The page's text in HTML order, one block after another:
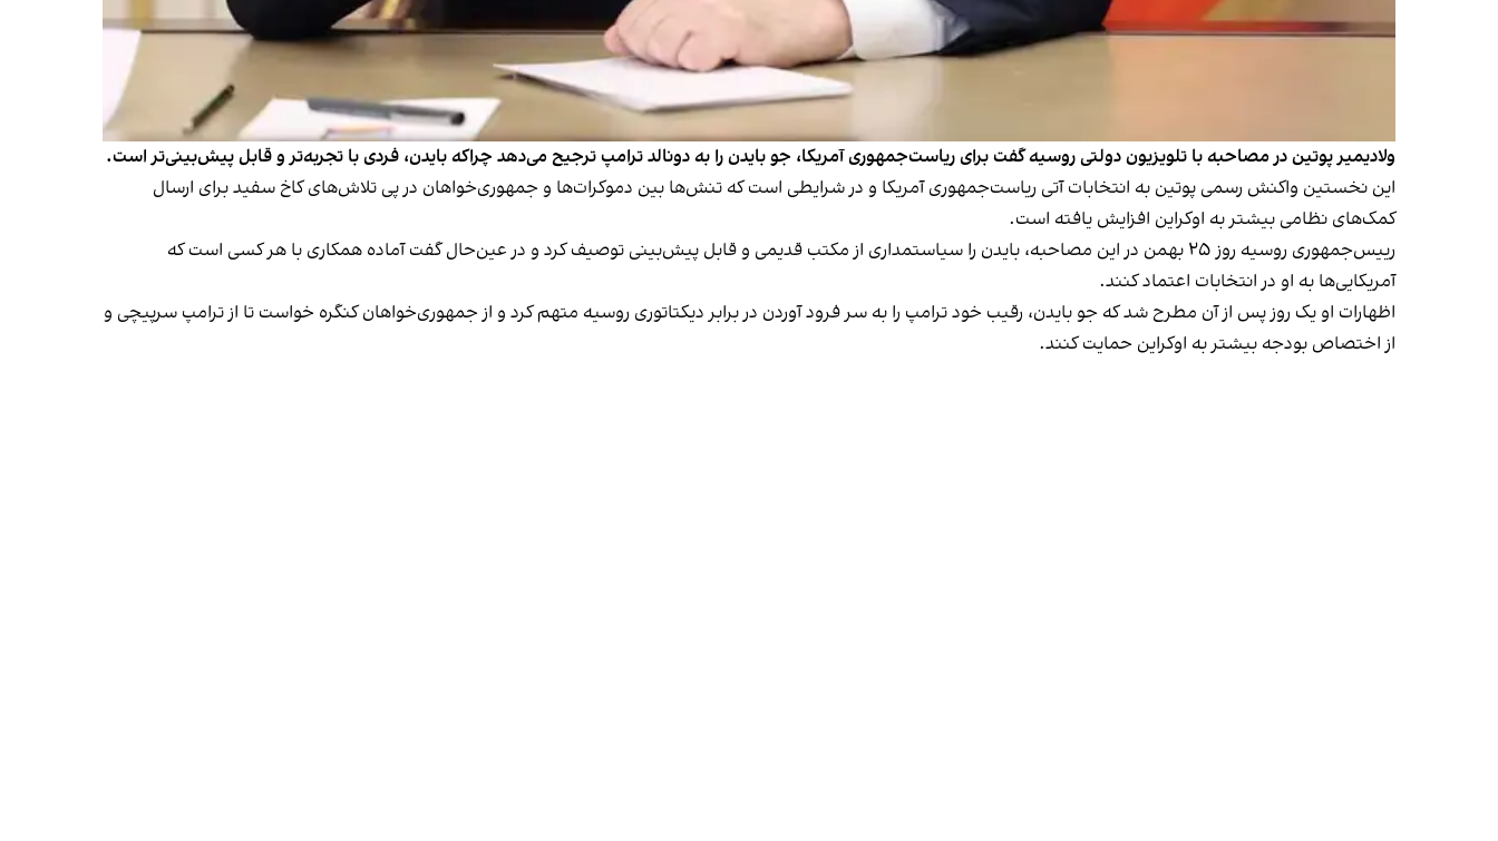
ولادیمیر پوتین در مصاحبه با تلویزیون دولتی روسیه گفت برای ریاست‌جمهوری آمریکا، جو بایدن را به دونالد ترامپ ترجیح می‌دهد چراکه بایدن، فردی با تجربه‌تر و قابل پیش‌بینی‌تر است.
این نخستین واکنش رسمی پوتین به انتخابات آتی ریاست‌جمهوری آمریکا و در شرایطی است که تنش‌ها بین دموکرات‌ها و جمهوری‌خواهان در پی تلاش‌های کاخ سفید برای ارسال
کمک‌های نظامی بیشتر به اوکراین افزایش یافته است.
رییس‌جمهوری روسیه روز ۲۵ بهمن
در این مصاحبه، بایدن را سیاستمداری از مکتب قدیمی و قابل پیش‌بینی توصیف کرد و در عین‌حال گفت آماده همکاری با هر کسی است که
آمریکایی‌ها به او در انتخابات اعتماد کنند.
اظهارات او یک روز پس از آن مطرح شد که جو بایدن، رقیب خود ترامپ را به سر فرود آوردن در برابر دیکتاتوری روسیه متهم کرد و از جمهوری‌خواهان کنگره خواست تا از ترامپ سرپیچی و
از اختصاص بودجه بیشتر به اوکراین حمایت کنند.